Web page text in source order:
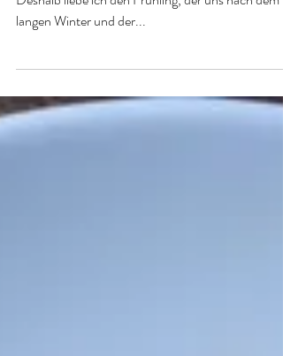
Kerstin Obermoser
vegan